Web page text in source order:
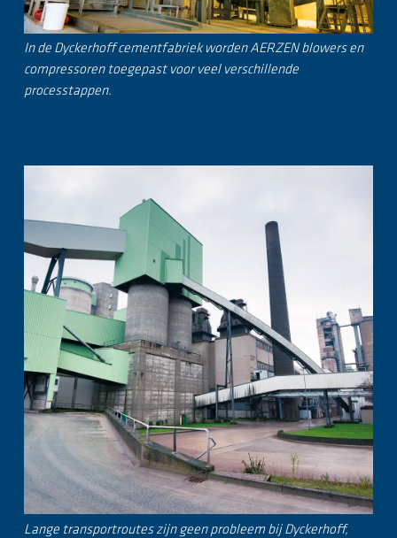
In de Dyckerhoff cementfabriek worden AERZEN blowers en
compressoren toegepast voor veel verschillende
processtappen.
Lange transportroutes zijn geen probleem bij Dyckerhoff,